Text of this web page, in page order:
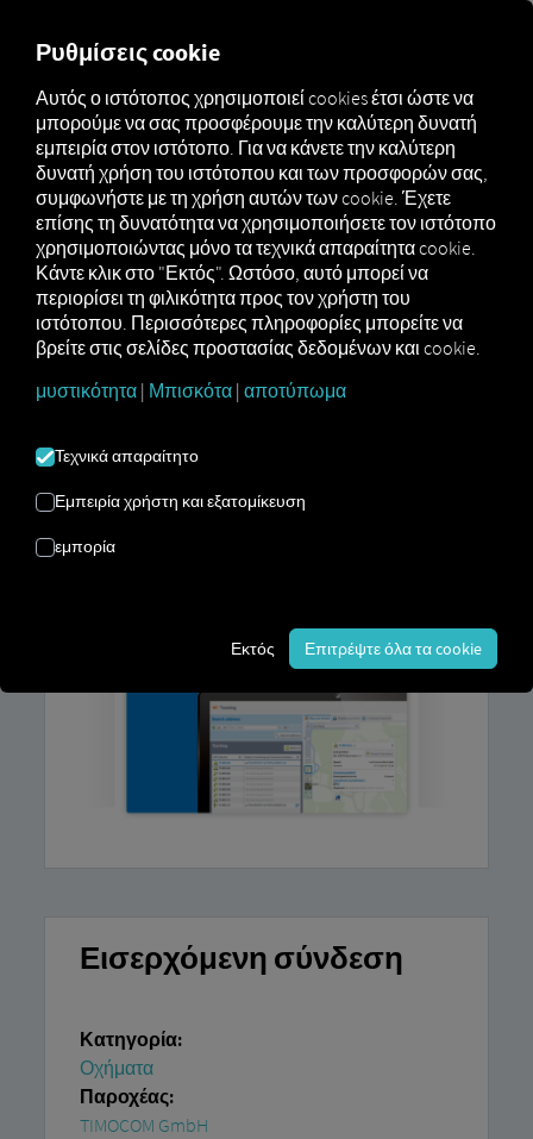
Marketplace Connectors TIMOCOM Connect
TIMOCOM CONNECT
Σύνδεση με εξωτερικό πάροχο
Χρησιμοποιείτε ήδη τοSmart Logistics
μπορείτενα εμπλουτίσετε
μας υπηρεσίες. Το μόνο που χρειάζεστε
καθώς και
Εισερχόμενη σύνδεση
Κατηγορία:
Οχήματα
Παροχέας:
TIMOCOM GmbH
Ρυθμίσεις cookie
Αυτός ο ιστότοπος χρησιμοποιεί cookies έτσι ώστε να
μπορούμε να σας προσφέρουμε την καλύτερη δυνατή
εμπειρία στον ιστότοπο. Για να κάνετε την καλύτερη
δυνατή χρήση του ιστότοπου και των προσφορών σας,
συμφωνήστε με τη χρήση αυτών των cookie. Έχετε
επίσης τη δυνατότητα να χρησιμοποιήσετε τον ιστότοπο
χρησιμοποιώντας μόνο τα τεχνικά απαραίτητα cookie.
Κάντε κλικ στο "Εκτός". Ωστόσο, αυτό μπορεί να
περιορίσει τη φιλικότητα προς τον χρήστη του
ιστότοπου. Περισσότερες πληροφορίες μπορείτε να
βρείτε στις σελίδες προστασίας δεδομένων και cookie.
μυστικότητα | Μπισκότα | αποτύπωμα
Τεχνικά απαραίτητο
Εμπειρία χρήστη και εξατομίκευση
εμπορία
Εκτός Επιτρέψτε όλα τα cookie